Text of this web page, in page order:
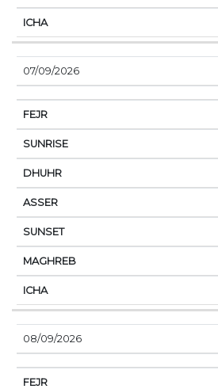
07/09/2026
08/09/2026